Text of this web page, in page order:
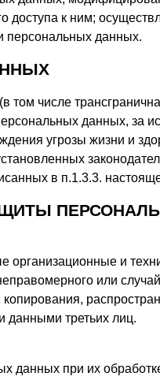
доступа к ним;
персональных данных.
том числе
данных, за
угрозы жизни и
в п.1.3.3.
организационные и
или
данными третьих лиц.
данных при их